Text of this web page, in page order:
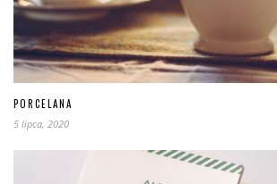
PORCELANA
5 lipca, 2020